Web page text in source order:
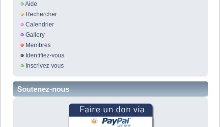
Aide
Rechercher
Calendrier
Gallery
Membres
Identifiez-vous
Inscrivez-vous
Soutenez-nous